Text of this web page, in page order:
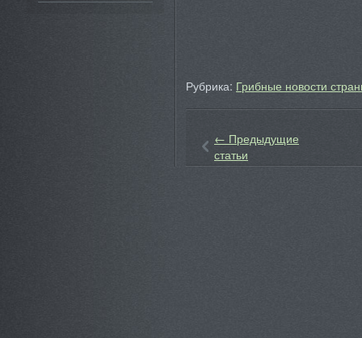
Рубрика: Грибные новости
← Предыдущие
статьи